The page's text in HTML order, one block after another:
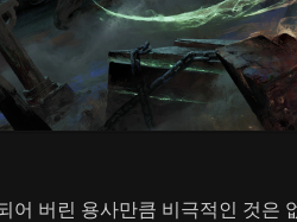
어 버린 용사만큼 비극적인 것은